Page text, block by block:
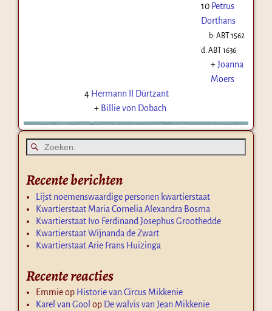
10 Petrus
Dorthans
b:ABT 1562
d: ABT 1636
+Joanna
Moers
4 Hermann II Dürtzant
+ Billie von Dobach
Recente berichten
Lijst noemenswaardige personen kwartierstaat
Kwartierstaat Maria Cornelia Alexandra Bosma
Kwartierstaat Ivo Ferdinand Josephus Groothedde
Kwartierstaat Wijnanda de Zwart
Kwartierstaat Arie Frans Huizinga
Recente reacties
Emmieop Historie van Circus Mikkenie
Karel van Gool op De walvis van Jean Mikkenie